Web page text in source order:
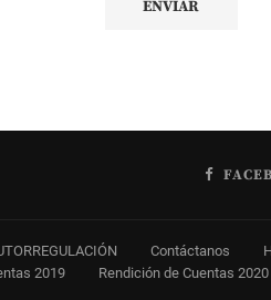
Contáctanos
2019
Rendición de Cuentas 2020